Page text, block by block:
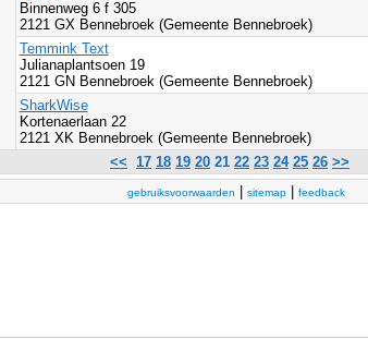
Binnenweg 6 f 305
2121 GX Bennebroek (Gemeente Bennebroek)
Temmink Text
Julianaplantsoen 19
2121 GN Bennebroek (Gemeente Bennebroek)
SharkWise
Kortenaerlaan 22
2121 XK Bennebroek (Gemeente Bennebroek)
<< 17 18 19 20 21 22 23 24 25 26 >>
gebruiksvoorwaarden sitemap feedback